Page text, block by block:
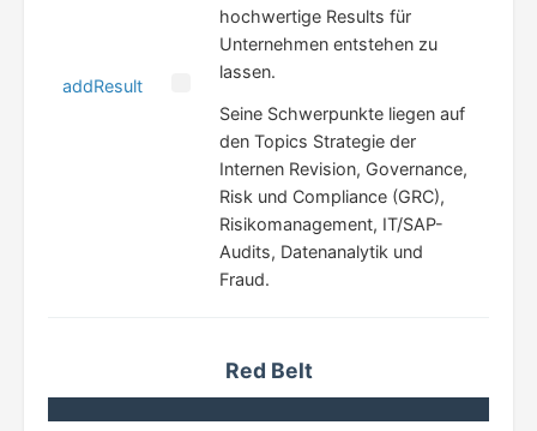
addResult
hochwertige Results für
Unternehmen entstehen zu
lassen.
Seine Schwerpunkte liegen auf
den Topics Strategie der
Internen Revision, Governance,
Risk und Compliance (GRC),
Risikomanagement, IT/SAP-
Audits, Datenanalytik und
Fraud.
Red Belt